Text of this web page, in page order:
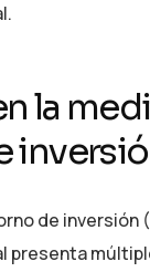
la
de inversión
presenta